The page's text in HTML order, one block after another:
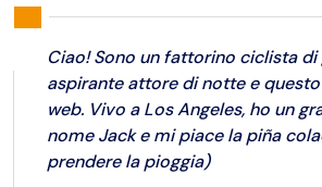
Ciao! Sono un fattorino ciclista di
aspirante attore di notte e
web. Vivo a Los Angeles, ho un
nome Jack e mi piace la piña
prendere la pioggia)